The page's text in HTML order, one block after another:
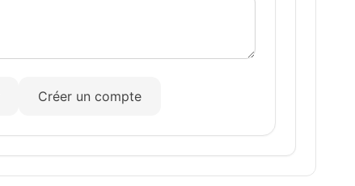
Créer un compte